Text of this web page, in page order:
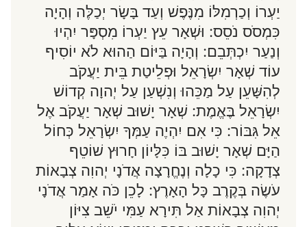
יַעְרוֹ וְכַרְמִלּוֹ מִנֶּפֶשׁ וְעַד בָּשָׂר יְכַלֶּה וְהָיָה
כִּמְסֹס נֹסֵס: וּשְׁאָר עֵץ יַעְרוֹ מִסְפָּר יִהְיוּ
וְנַעַר יִכְתְּבֵם: וְהָיָה בַּיּוֹם הַהוּא לֹא יוֹסִיף
עוֹד שְׁאָר יִשְׂרָאֵל וּפְלֵיטַת בֵּית יַעֲקֹב
לְהִשָּׁעֵן עַל מַכֵּהוּ וְנִשְׁעַן עַל יְהוָה קְדוֹשׁ
יִשְׂרָאֵל בֶּאֱמֶת: שְׁאָר יָשׁוּב שְׁאָר יַעֲקֹב אֶל
אֵל גִּבּוֹר: כִּי אִם יִהְיֶה עַמְּךָ יִשְׂרָאֵל כְּחוֹל
הַיָּם שְׁאָר יָשׁוּב בּוֹ כִּלָּיוֹן חָרוּץ שׁוֹטֵף
צְדָקָה: כִּי כָלָה וְנֶחֱרָצָה אֲדֹנָי יְהוִה צְבָאוֹת
עֹשֶׂה בְּקֶרֶב כָּל הָאָרֶץ: לָכֵן כֹּה אָמַר אֲדֹנָי
יְהוִה צְבָאוֹת אַל תִּירָא עַמִּי יֹשֵׁב צִיּוֹן